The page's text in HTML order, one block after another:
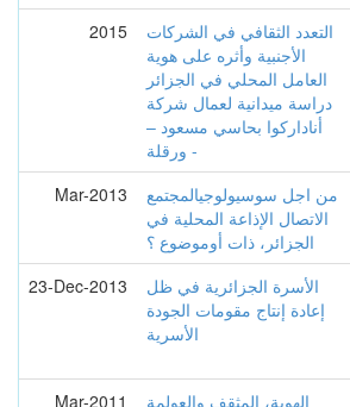
2015
التعدد الثقافي في الشركات
الأجنبية وأثره على هوية
العامل المحلي في الجزائر
دراسة ميدانية لعمال شركة
أناداركوا بحاسي مسعود –
ورقلة -
Mar-2013
من اجل سوسيولوجيالمجتمع
الاتصال الإذاعة المحلية في
الجزائر، ذات أوموضوع ؟
23-Dec-2013
الأسرة الجزائرية في ظل
إعادة إنتاج مقومات الجودة
الأسرية
Mar-2011
الهوية، المثقف والعولمة